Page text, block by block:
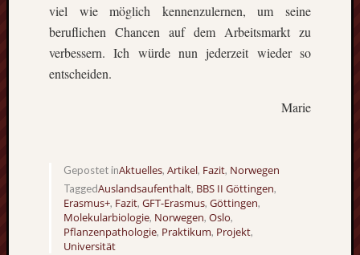
viel wie möglich kennenzulernen, um seine
beruflichen Chancen auf dem Arbeitsmarkt zu
verbessern. Ich würde nun jederzeit wieder so
entscheiden.
Marie
Gepostet inAktuelles, Artikel, Fazit, Norwegen
TaggedAuslandsaufenthalt, BBS II Göttingen,
Erasmus+, Fazit, GFT-Erasmus, Göttingen,
Molekularbiologie, Norwegen, Oslo,
Pflanzenpathologie, Praktikum, Projekt,
Universität